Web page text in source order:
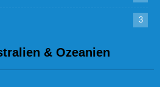
3
& Ozeanien